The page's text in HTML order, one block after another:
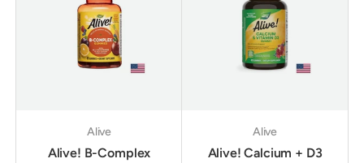
Alive
Alive! B-Complex
Alive
Alive! Calcium + D3